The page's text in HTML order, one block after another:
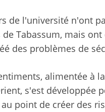
de l'université n'ont
Tabassum, mais
des problèmes de
alimentée à
s'est développée
point de créer des